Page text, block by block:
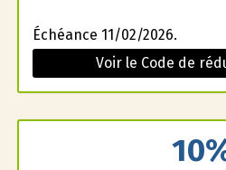
Échéance 11/02/2026.
Voir le Code de